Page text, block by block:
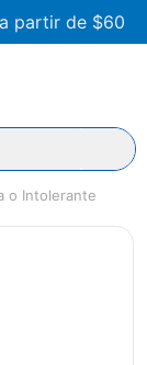
partir de $60
o Intolerante